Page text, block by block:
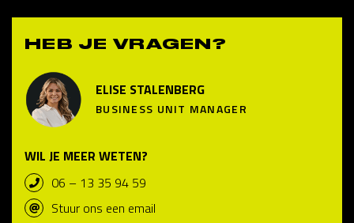
HEB JE VRAGEN?
ELISE STALENBERG
BUSINESS UNIT MANAGER
WIL JE MEER WETEN?
06 – 13 35 94 59
Stuur ons een email